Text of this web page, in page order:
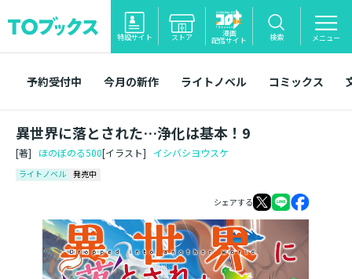
特設サイト ストア 漫画
配信サイト 検索 メニュー
予約受付中 今月の新作 ライトノベル コミックス
異世界に落とされた…浄化は基本！9
[著] ほのぼのる500[イラスト] イシバシヨウスケ
ライトノベル 発売中
シェアする